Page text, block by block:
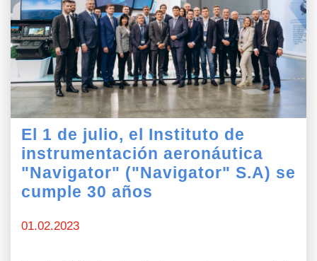
33-81
El evento
Discursos de bienvenida
de Negocios
los Participantes
Información para los Visitantes
Información para los Medios
Archivo
Datos de contacto
El 1 de julio, el Instituto de
instrumentación aeronáutica
"Navigator" ("Navigator" S.A) se
cumple 30 años
01.02.2023